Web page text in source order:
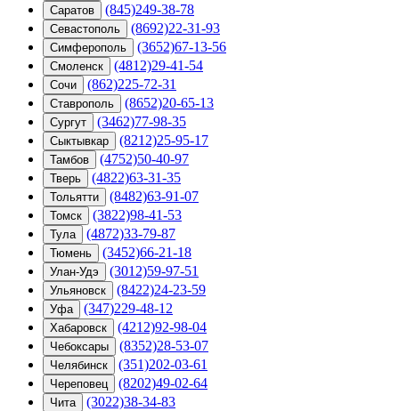
Саратов (845)249-38-78
Севастополь (8692)22-31-93
Симферополь (3652)67-13-56
Смоленск (4812)29-41-54
Сочи (862)225-72-31
Ставрополь (8652)20-65-13
Сургут (3462)77-98-35
Сыктывкар (8212)25-95-17
Тамбов (4752)50-40-97
Тверь (4822)63-31-35
Тольятти (8482)63-91-07
Томск (3822)98-41-53
Тула (4872)33-79-87
Тюмень (3452)66-21-18
Улан-Удэ (3012)59-97-51
Ульяновск (8422)24-23-59
Уфа (347)229-48-12
Хабаровск (4212)92-98-04
Чебоксары (8352)28-53-07
Челябинск (351)202-03-61
Череповец (8202)49-02-64
Чита (3022)38-34-83